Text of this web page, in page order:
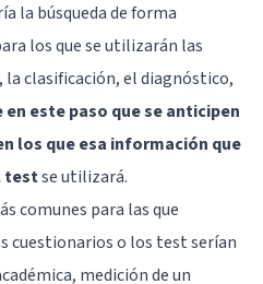
la búsqueda de forma
los que se utilizarán las
clasificación, el diagnóstico,
este paso que se anticipen
los que esa información que
testse utilizará.
comunes para las que
cuestionarios o los test serían
medición de un